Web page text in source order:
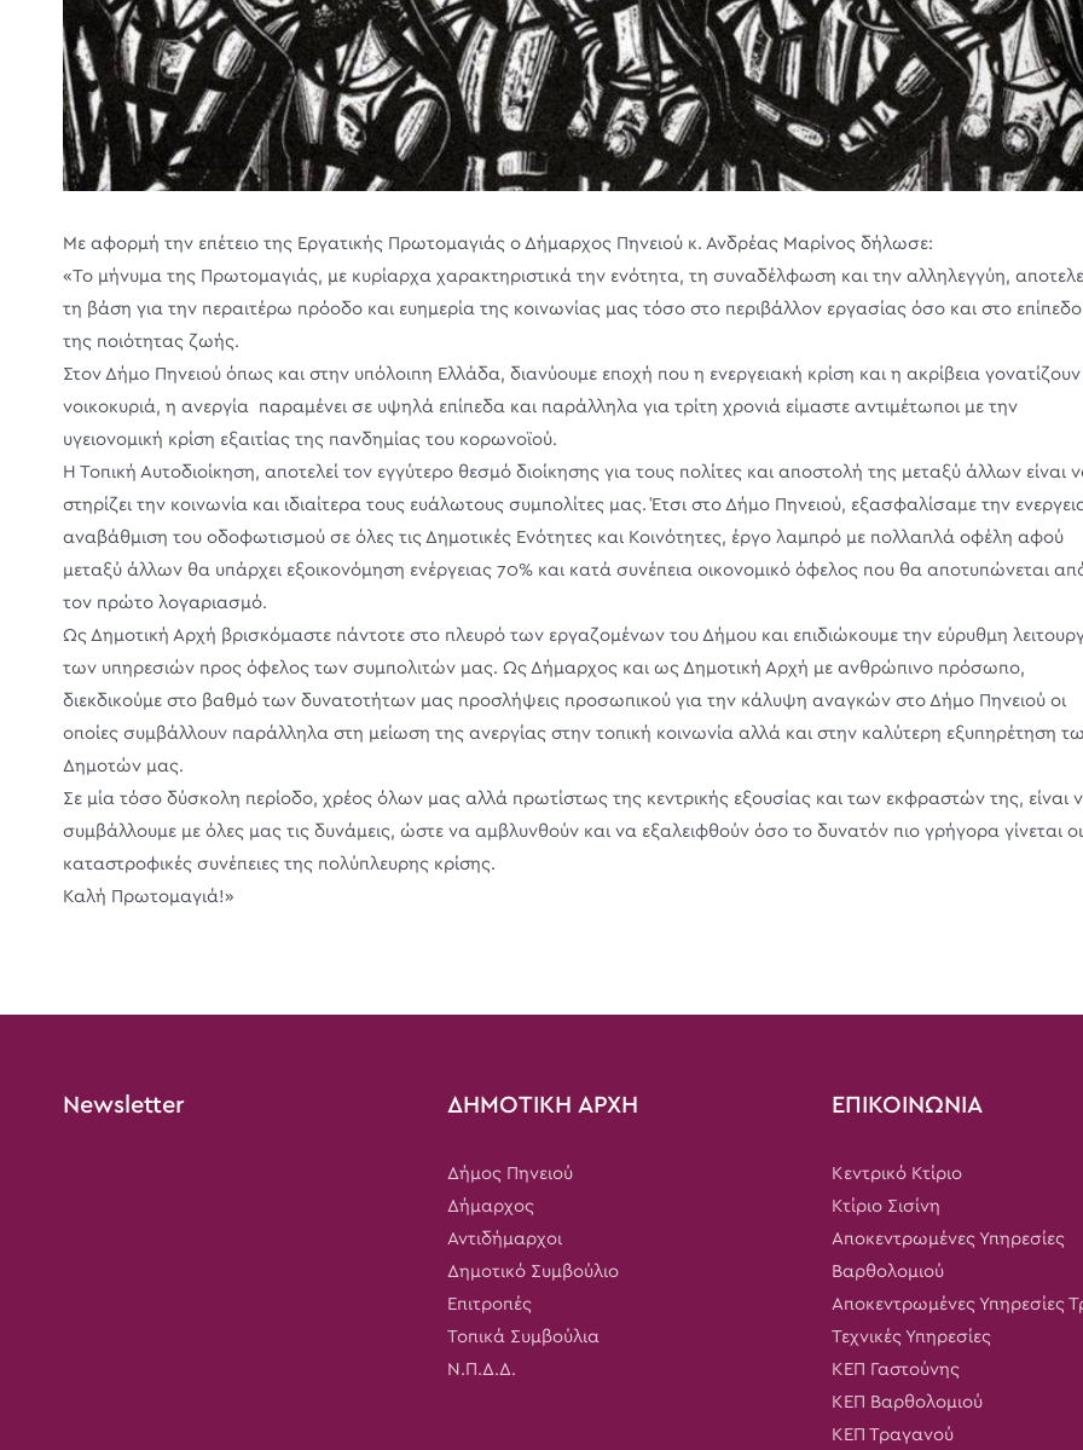
Με αφορμή την επέτειο της Εργατικής Πρωτομαγιάς ο Δήμαρχος Πηνειού κ. Ανδρέας Μαρίνος δήλωσε:
«Το μήνυμα της Πρωτομαγιάς, με κυρίαρχα χαρακτηριστικά την ενότητα, τη συναδέλφωση και την αλληλεγγύη,
τη βάση για την περαιτέρω πρόοδο και ευημερία της κοινωνίας μας τόσο στο περιβάλλον εργασίας όσο και στο επίπεδο
της ποιότητας ζωής.
Στον Δήμο Πηνειού όπως και στην υπόλοιπη Ελλάδα, διανύουμε εποχή που η ενεργειακή κρίση και η ακρίβεια
νοικοκυριά, η ανεργία παραμένει σε υψηλά επίπεδα και παράλληλα για τρίτη χρονιά είμαστε αντιμέτωποι με την
υγειονομική κρίση εξαιτίας της πανδημίας του κορωνοϊού.
Η Τοπική Αυτοδιοίκηση, αποτελεί τον εγγύτερο θεσμό διοίκησης για τους πολίτες και αποστολή της μεταξύ άλλων είναι
στηρίζει την κοινωνία και ιδιαίτερα τους ευάλωτους συμπολίτες μας. Έτσι στο Δήμο Πηνειού, εξασφαλίσαμε την
αναβάθμιση του οδοφωτισμού σε όλες τις Δημοτικές Ενότητες και Κοινότητες, έργο λαμπρό με πολλαπλά οφέλη αφού
μεταξύ άλλων θα υπάρχει εξοικονόμηση ενέργειας 70% και κατά συνέπεια οικονομικό όφελος που θα αποτυπώνεται
τον πρώτο λογαριασμό.
Ως Δημοτική Αρχή βρισκόμαστε πάντοτε στο πλευρό των εργαζομένων του Δήμου και επιδιώκουμε την εύρυθμη
των υπηρεσιών προς όφελος των συμπολιτών μας. Ως Δήμαρχος και ως Δημοτική Αρχή με ανθρώπινο πρόσωπο,
διεκδικούμε στο βαθμό των δυνατοτήτων μας προσλήψεις προσωπικού για την κάλυψη αναγκών στο Δήμο Πηνειού οι
οποίες συμβάλλουν παράλληλα στη μείωση της ανεργίας στην τοπική κοινωνία αλλά και στην καλύτερη εξυπηρέτηση
Δημοτών μας.
Σε μία τόσο δύσκολη περίοδο, χρέος όλων μας αλλά πρωτίστως της κεντρικής εξουσίας και των εκφραστών της, είναι
συμβάλλουμε με όλες μας τις δυνάμεις, ώστε να αμβλυνθούν και να εξαλειφθούν όσο το δυνατόν πιο γρήγορα γίνεται οι
καταστροφικές συνέπειες της πολύπλευρης κρίσης.
Καλή Πρωτομαγιά!»
Newsletter ΔΗΜΟΤΙΚΗ ΑΡΧΗ
Δήμος Πηνειού
Δήμαρχος
Αντιδήμαρχοι
Δημοτικό Συμβούλιο
Επιτροπές
Τοπικά Συμβούλια
Ν.Π.Δ.Δ.
ΕΠΙΚΟΙΝΩΝΙΑ
Κεντρικό Κτίριο
Κτίριο Σισίνη
Αποκεντρωμένες Υπηρεσίες
Βαρθολομιού
Αποκεντρωμένες Υπηρεσίες
Τεχνικές Υπηρεσίες
ΚΕΠ Γαστούνης
ΚΕΠ Βαρθολομιού
ΚΕΠ Τραγανού